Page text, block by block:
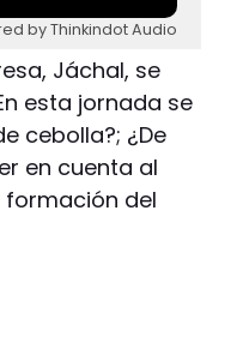
by Thinkindot Audio
Jáchal, se
esta jornada se
cebolla?; ¿De
en cuenta al
formación del